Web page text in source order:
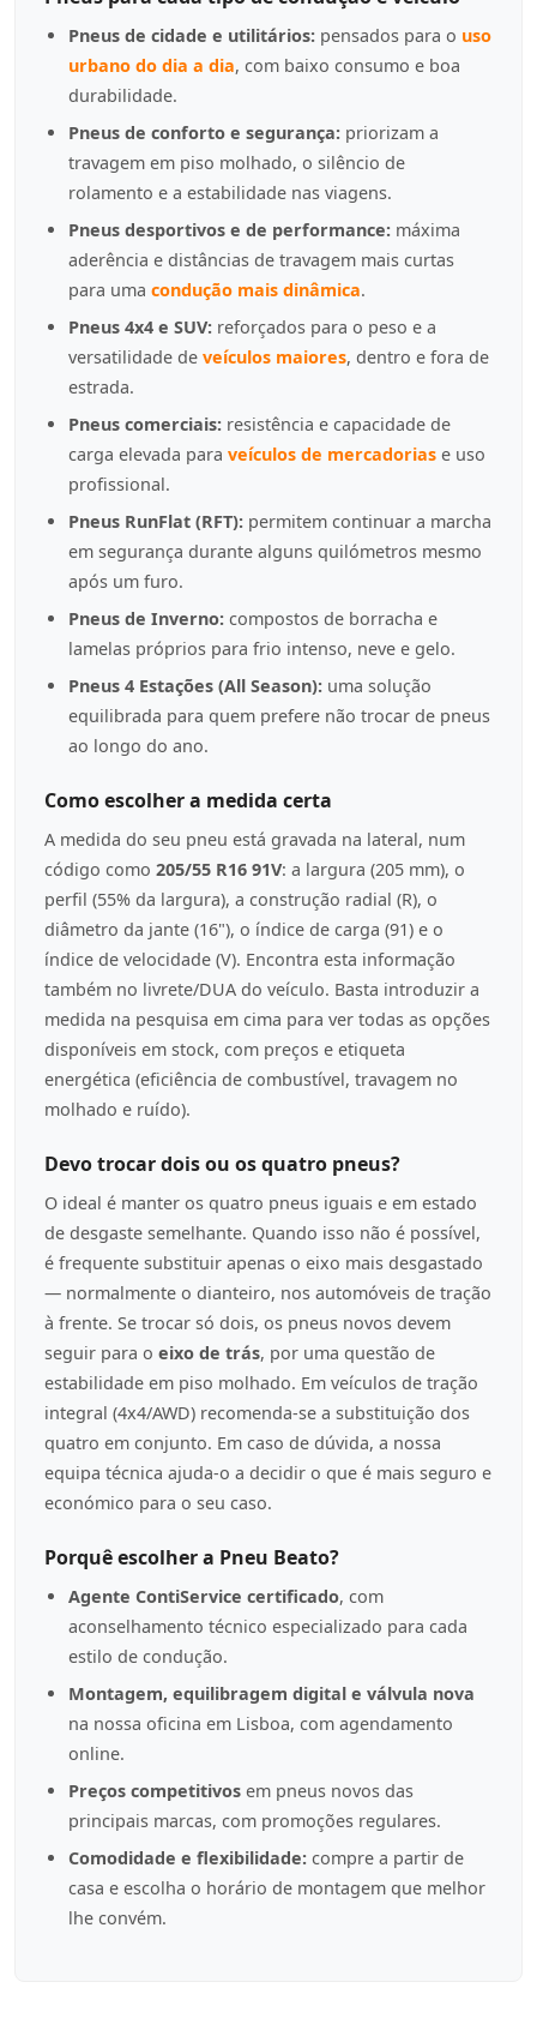
Pneus de cidade e utilitários: pensados para o uso
urbano do dia a dia, com baixo consumo e boa
durabilidade.
Pneus de conforto e segurança: priorizam a
travagem em piso molhado, o silêncio de
rolamento e a estabilidade nas viagens.
Pneus desportivos e de performance: máxima
aderência e distâncias de travagem mais curtas
para uma condução mais dinâmica.
Pneus 4x4 e SUV: reforçados para o peso e a
versatilidade de veículos maiores, dentro e fora de
estrada.
Pneus comerciais: resistência e capacidade de
carga elevada para veículos de mercadorias e uso
profissional.
Pneus RunFlat (RFT): permitem continuar a marcha
em segurança durante alguns quilómetros mesmo
após um furo.
Pneus de Inverno: compostos de borracha e
lamelas próprios para frio intenso, neve e gelo.
Pneus 4 Estações (All Season): uma solução
equilibrada para quem prefere não trocar de pneus
ao longo do ano.
Como escolher a medida certa
A medida do seu pneu está gravada na lateral, num
código como 205/55 R16 91V: a largura (205 mm), o
perfil (55% da largura), a construção radial (R), o
diâmetro da jante (16"), o índice de carga (91) e o
índice de velocidade (V). Encontra esta informação
também no livrete/DUA do veículo. Basta introduzir a
medida na pesquisa em cima para ver todas as opções
disponíveis em stock, com preços e etiqueta
energética (eficiência de combustível, travagem no
molhado e ruído).
Devo trocar dois ou os quatro pneus?
O ideal é manter os quatro pneus iguais e em estado
de desgaste semelhante. Quando isso não é possível,
é frequente substituir apenas o eixo mais desgastado
— normalmente o dianteiro, nos automóveis de tração
à frente. Se trocar só dois, os pneus novos devem
seguir para o eixo de trás, por uma questão de
estabilidade em piso molhado. Em veículos de tração
integral (4x4/AWD) recomenda-se a substituição dos
quatro em conjunto. Em caso de dúvida, a nossa
equipa técnica ajuda-o a decidir o que é mais seguro e
económico para o seu caso.
Porquê escolher a Pneu Beato?
Agente ContiService certificado, com
aconselhamento técnico especializado para cada
estilo de condução.
Montagem, equilibragem digital e válvula nova
na nossa oficina em Lisboa, com agendamento
online.
Preços competitivos em pneus novos das
principais marcas, com promoções regulares.
Comodidade e flexibilidade: compre a partir de
casa e escolha o horário de montagem que melhor
lhe convém.